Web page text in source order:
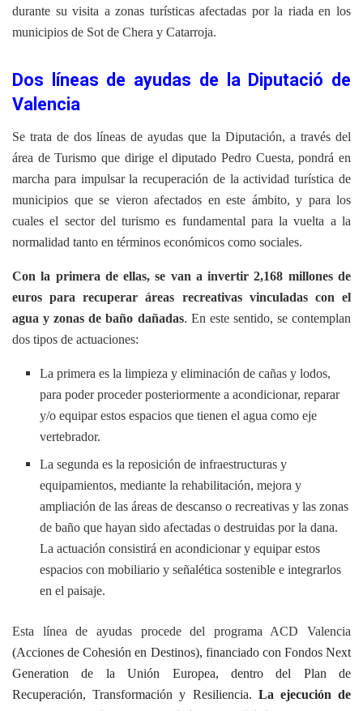
durante su visita a zonas turísticas afectadas por la riada en los
municipios de Sot de Chera y Catarroja.
Dos líneas de ayudas de la Diputació de
Valencia
Se trata de dos líneas de ayudas que la Diputación, a través del
área de Turismo que dirige el diputado Pedro Cuesta, pondrá en
marcha para impulsar la recuperación de la actividad turística de
municipios que se vieron afectados en este ámbito, y para los
cuales el sector del turismo es fundamental para la vuelta a la
normalidad tanto en términos económicos como sociales.
Con la primera de ellas, se van a invertir 2,168 millones de
euros para recuperar áreas recreativas vinculadas con el
agua y zonas de baño dañadas. En este sentido, se contemplan
dos tipos de actuaciones:
La primera es la limpieza y eliminación de cañas y lodos,
para poder proceder posteriormente a acondicionar, reparar
y/o equipar estos espacios que tienen el agua como eje
vertebrador.
La segunda es la reposición de infraestructuras y
equipamientos, mediante la rehabilitación, mejora y
ampliación de las áreas de descanso o recreativas y las zonas
de baño que hayan sido afectadas o destruidas por la dana.
La actuación consistirá en acondicionar y equipar estos
espacios con mobiliario y señalética sostenible e integrarlos
en el paisaje.
Esta línea de ayudas procede del programa ACD Valencia
(Acciones de Cohesión en Destinos), financiado con Fondos Next
Generation de la Unión Europea, dentro del Plan de
Recuperación, Transformación y Resiliencia. La ejecución de